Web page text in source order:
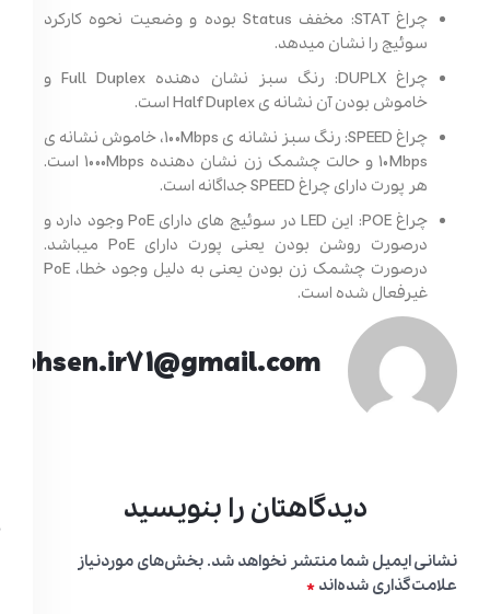
چراغ STAT: مخفف Status بوده و وضعیت نحوه کارکرد
سوئیچ را نشان میدهد.
چراغ DUPLX: رنگ سبز نشان دهنده Full Duplex و
خاموش بودن آن نشانه ی Half Duplex است.
چراغ SPEED: رنگ سبز نشانه ی 100Mbps، خاموش نشانه ی
10Mbps و حالت چشمک زن نشان دهنده 1000Mbps است.
هر پورت دارای چراغ SPEED جداگانه است.
چراغ POE: این LED در سوئیچ های دارای PoE وجود دارد و
درصورت روشن بودن یعنی پورت دارای PoE میباشد.
درصورت چشمک زن بودن یعنی به دلیل وجود خطا، PoE
غیرفعال شده است.
دیدگاهتان را بنویسید
نشانی ایمیل شما منتشر نخواهد شد. بخش‌های موردنیاز
علامت‌گذاری شده‌اند *